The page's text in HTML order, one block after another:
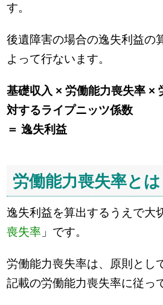
す。
後遺障害の場合の逸失利益の
よって行ないます。
基礎収入 × 労働能力喪失率 ×
対するライプニッツ係数
＝ 逸失利益
労働能力喪失率とは
逸失利益を算出するうえで大
喪失率 」です。
労働能力喪失率は、原則とし
記載の労働能力喪失率に従っ